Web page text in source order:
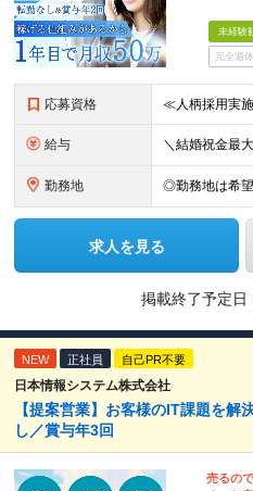
未経験
完全週
応募資格
給与
勤務地
求人を見る
掲載終了予定日
NEW 正社員 自己PR不要
日本情報システム株式会社
【提案営業】お客様のIT課題を
し／賞与年3回
売るの